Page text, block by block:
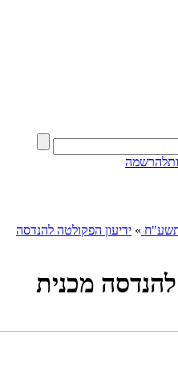
להרשמה
» ידיעון הפקולטה להנדסה
מכנית